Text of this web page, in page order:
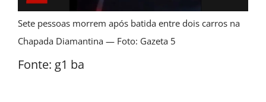
Sete pessoas morrem após batida entre dois carros na
Chapada Diamantina — Foto: Gazeta 5
Fonte: g1 ba